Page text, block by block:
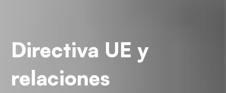
Directiva UE y
relaciones